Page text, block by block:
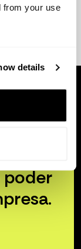
from your use
details
poder